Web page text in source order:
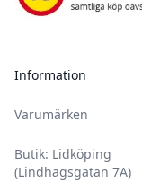
Information
Varumärken
Butik: Lidköping
(Lindhagsgatan 7A)